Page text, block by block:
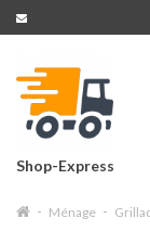
Shop-Express
Ménage